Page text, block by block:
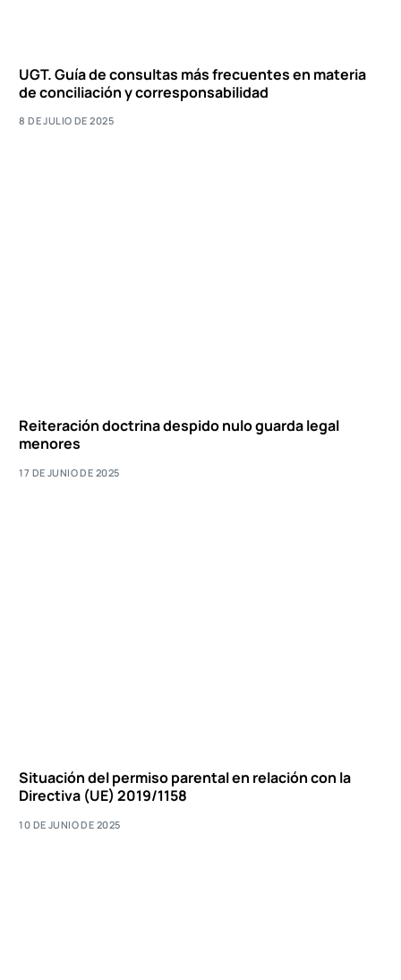
UGT. Guía de consultas más frecuentes en materia
de conciliación y corresponsabilidad
8 DE JULIO DE 2025
Reiteración doctrina despido nulo guarda legal
menores
17 DE JUNIO DE 2025
Situación del permiso parental en relación con la
Directiva (UE) 2019/1158
10 DE JUNIO DE 2025